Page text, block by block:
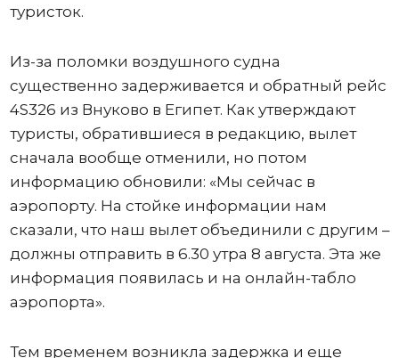
туристок.
Из-за поломки воздушного судна
существенно задерживается и обратный рейс
4S326 из Внуково в Египет. Как утверждают
туристы, обратившиеся в редакцию, вылет
сначала вообще отменили, но потом
информацию обновили: «Мы сейчас в
аэропорту. На стойке информации нам
сказали, что наш вылет объединили с другим –
должны отправить в 6.30 утра 8 августа. Эта же
информация появилась и на онлайн-табло
аэропорта».
Тем временем возникла задержка и еще